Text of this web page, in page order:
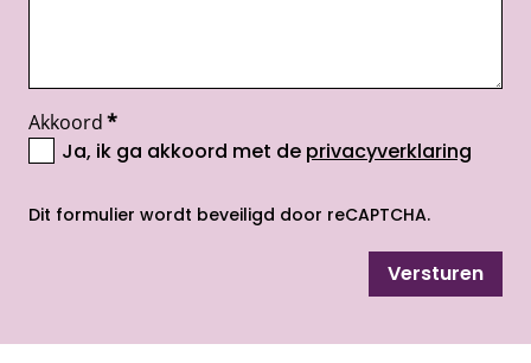
Akkoord*
Ja, ik ga akkoord met de privacyverklaring
Dit formulier wordt beveiligd door reCAPTCHA.
Versturen